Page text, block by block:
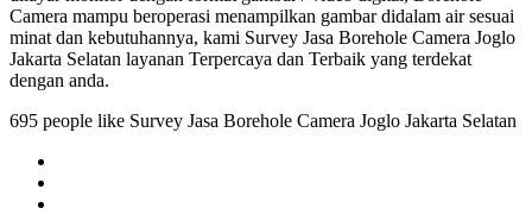
Camera mampu beroperasi menampilkan gambar didalam air sesuai
minat dan kebutuhannya, kami Survey Jasa Borehole Camera Joglo
Jakarta Selatan layanan Terpercaya dan Terbaik yang terdekat
dengan anda.
695 people like Survey Jasa Borehole Camera Joglo Jakarta Selatan